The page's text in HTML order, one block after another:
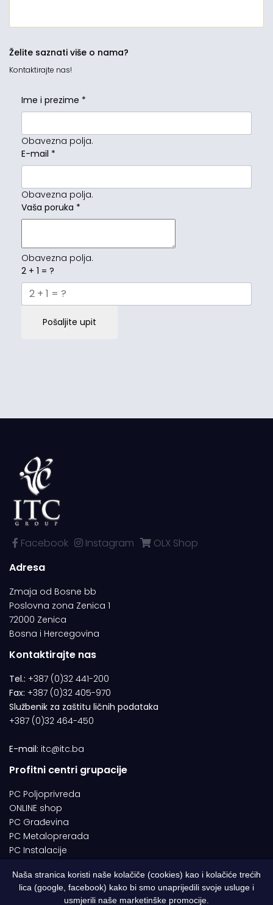
Želite saznati više o nama?
Kontaktirajte nas!
Ime i prezime *
Obavezna polja.
E-mail *
Obavezna polja.
Vaša poruka *
Obavezna polja.
2 + 1 = ?
Pošaljite upit
Facebook Instagram
OLX Shop
Adresa
Zmaja od Bosne bb
Poslovna zona Zenica 1
72000 Zenica
Bosna i Hercegovina
Kontaktirajte nas
Tel.: +387 (0)32 441-200
Fax: +387 (0)32 405-970
Službenik za zaštitu ličnih podataka
+387 (0)32 464-450
E-mail: itc@itc.ba
Profitni centri grupacije
PC Poljoprivreda
ONLINE shop
PC Građevina
PC Metaloprerada
PC Instalacije
© 1994-2026 | ITC d.o.o. Zenica. Sva prava pridržana | Designed by
Naša stranica koristi naše kolačiče (cookies) kao i kolačiće trećih
lica (google, facebook) kako bi smo unaprijedili svoje usluge i
usmjerili naše marketinške promocije.